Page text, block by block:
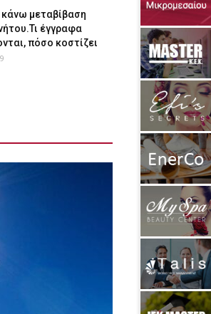
μεταβίβαση
έγγραφα
πόσο κοστίζει